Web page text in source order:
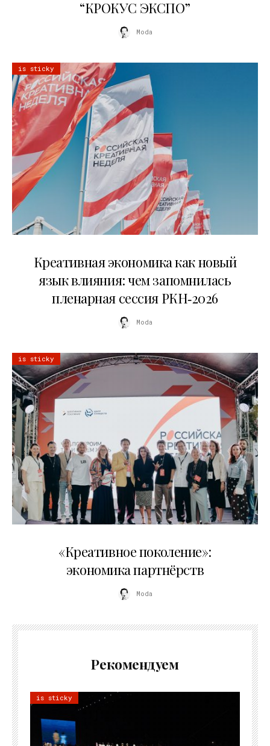
“КРОКУС ЭКСПО”
Moda
is sticky
Креативная экономика как новый
язык влияния: чем запомнилась
пленарная сессия РКН‑2026
Moda
is sticky
«Креативное поколение»:
экономика партнёрств
Moda
Рекомендуем
is sticky